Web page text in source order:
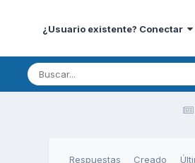
¿Usuario existente? Conectar
Respuestas Creado